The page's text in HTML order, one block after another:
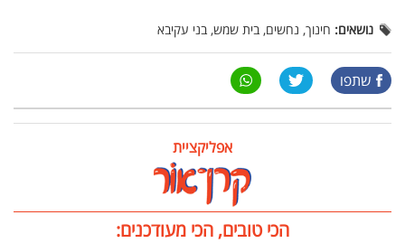
נושאים: חינוך, נחשים, בית שמש, בני עקיבא
שתפו
אפליקציית
הכי טובים, הכי מעודכנים: